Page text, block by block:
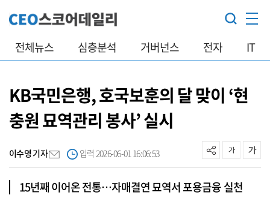
전체뉴스 심층분석 거버넌스 전자 IT
KB국민은행, 호국보훈의 달 맞이 ‘현
충원 묘역관리 봉사’ 실시
이수영 기자 입력 2026-06-01 16:06:53
15년째 이어온 전통…자매결연 묘역서 포용금융 실천